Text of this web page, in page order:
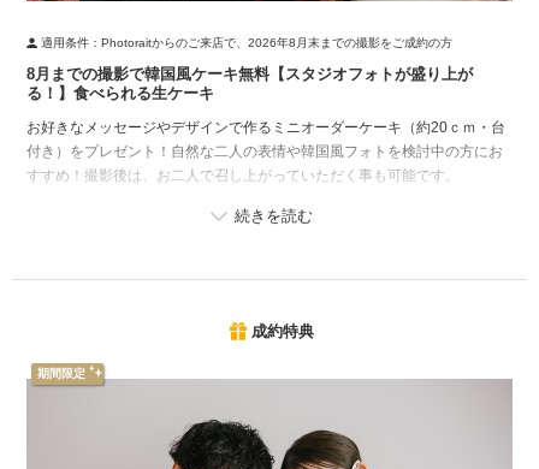
適用条件： Photoraitからのご来店で、2026年8月末までの撮影をご成約の方
8月までの撮影で韓国風ケーキ無料【スタジオフォトが盛り上が
る！】食べられる生ケーキ
お好きなメッセージやデザインで作るミニオーダーケーキ（約20ｃｍ・台
付き）をプレゼント！自然な二人の表情や韓国風フォトを検討中の方にお
すすめ！撮影後は、お二人で召し上がっていただく事も可能です。
成約特典
期間限定